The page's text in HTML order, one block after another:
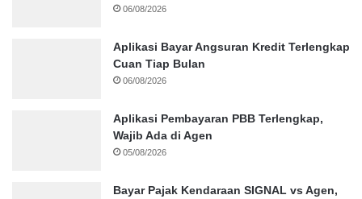
06/08/2026
Aplikasi Bayar Angsuran Kredit Terlengkap
Cuan Tiap Bulan
06/08/2026
Aplikasi Pembayaran PBB Terlengkap,
Wajib Ada di Agen
05/08/2026
Bayar Pajak Kendaraan SIGNAL vs Agen,